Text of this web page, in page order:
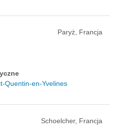
Paryż, Francja
Quentin-en-Yvelines
Schoelcher, Francja